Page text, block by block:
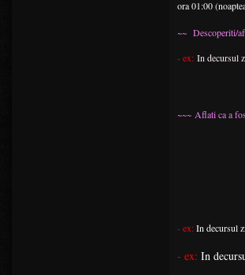
ora 01:00
~~ Descoperiti/
- ex: In decursul
~~~ Aflati ca a
- ex:In decursul
- ex: In